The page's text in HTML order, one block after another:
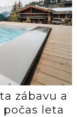
zábavu a
leta